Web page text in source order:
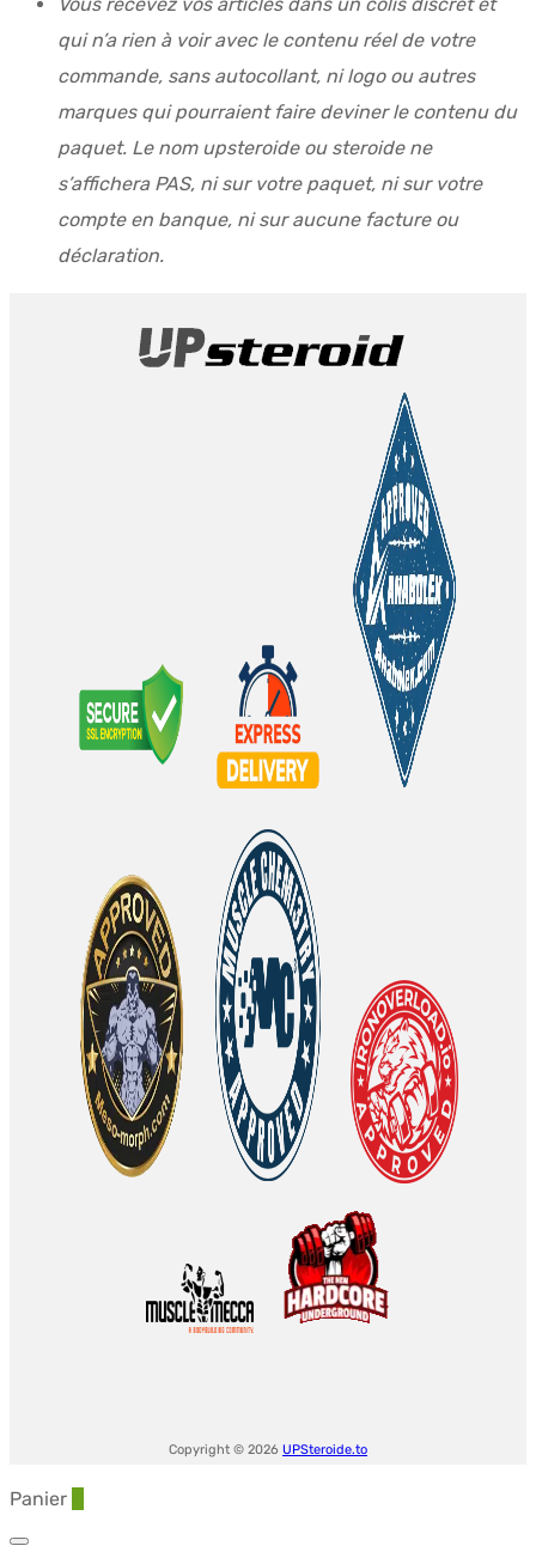
qui n’a rien à voir avec le contenu réel de votre
commande, sans autocollant, ni logo ou autres
marques qui pourraient faire deviner le contenu du
paquet. Le nom upsteroide ou steroide ne
s’affichera PAS, ni sur votre paquet, ni sur votre
compte en banque, ni sur aucune facture ou
déclaration.
Copyright © 2026 UPSteroide.to
Panier